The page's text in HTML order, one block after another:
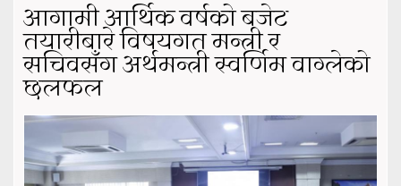
आगामी आर्थिक वर्षको बजेट
तयारीबारे विषयगत मन्त्री र
सचिवसँग अर्थमन्त्री स्वर्णिम वाग्लेको
छलफल